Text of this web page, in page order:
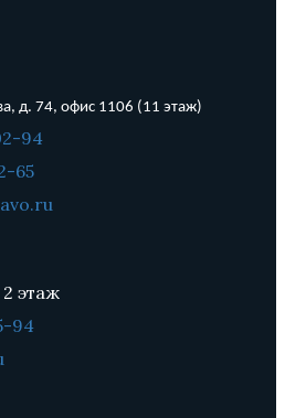
д. 74, офис 1106 (11 этаж)
94
65
этаж
94